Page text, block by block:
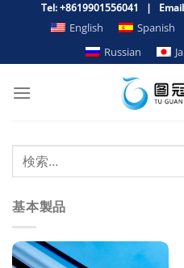
容
Tel: +8619901556041 |
English Spanish
Russian
基本製品